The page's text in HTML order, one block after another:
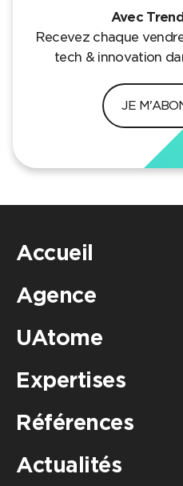
Avec
Recevez chaque
tech & innovation
JE
Accueil
Agence
UAtome
Expertises
Références
Actualités